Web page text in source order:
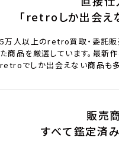
「retroしか出会え
5万人以上のretro買取・委託
た商品を厳選しています。最新
retroでしか出会えない商品も多
販売
すべて鑑定済